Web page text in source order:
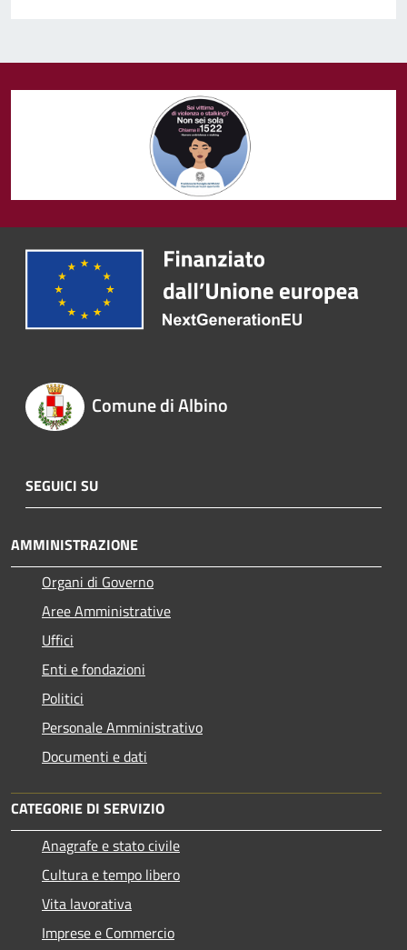
Comune di Albino
SEGUICI SU
AMMINISTRAZIONE
Organi di Governo
Aree Amministrative
Uffici
Enti e fondazioni
Politici
Personale Amministrativo
Documenti e dati
CATEGORIE DI SERVIZIO
Anagrafe e stato civile
Cultura e tempo libero
Vita lavorativa
Imprese e Commercio